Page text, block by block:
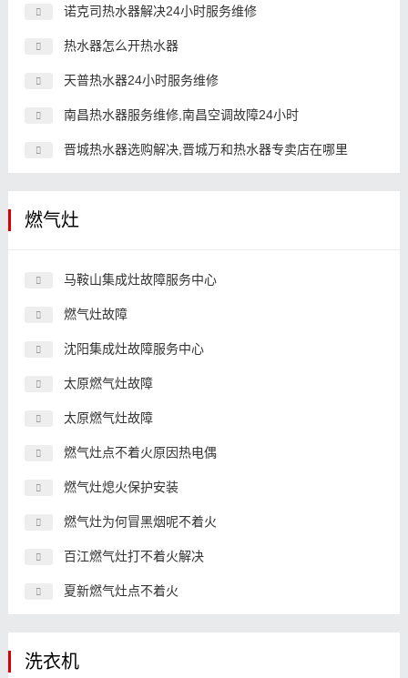
诺克司热水器解决24小时服务维修
热水器怎么开热水器
天普热水器24小时服务维修
南昌热水器服务维修,南昌空调故障24小时
晋城热水器选购解决,晋城万和热水器专卖店在哪里
燃气灶
马鞍山集成灶故障服务中心
燃气灶故障
沈阳集成灶故障服务中心
太原燃气灶故障
太原燃气灶故障
燃气灶点不着火原因热电偶
燃气灶熄火保护安装
燃气灶为何冒黑烟呢不着火
百江燃气灶打不着火解决
夏新燃气灶点不着火
洗衣机